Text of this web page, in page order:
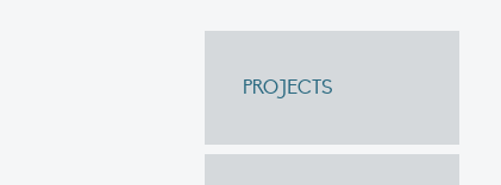
PROJECTS